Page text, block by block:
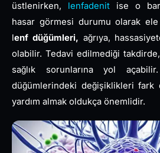
üstlenirken, lenfadenit ise o
hasar görmesi durumu olarak ele
lenf düğümleri, ağrıya,
olabilir. Tedavi edilmediği
sağlık sorunlarına yol
düğümlerindeki değişiklikleri fark
yardım almak oldukça önemlidir.